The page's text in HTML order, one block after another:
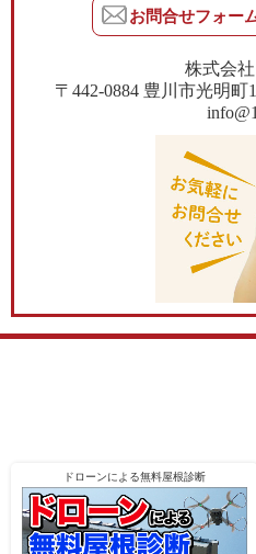
お問合せフォー
株式会
〒442-0884 豊川市光明町
ドローンによる無料屋根診断